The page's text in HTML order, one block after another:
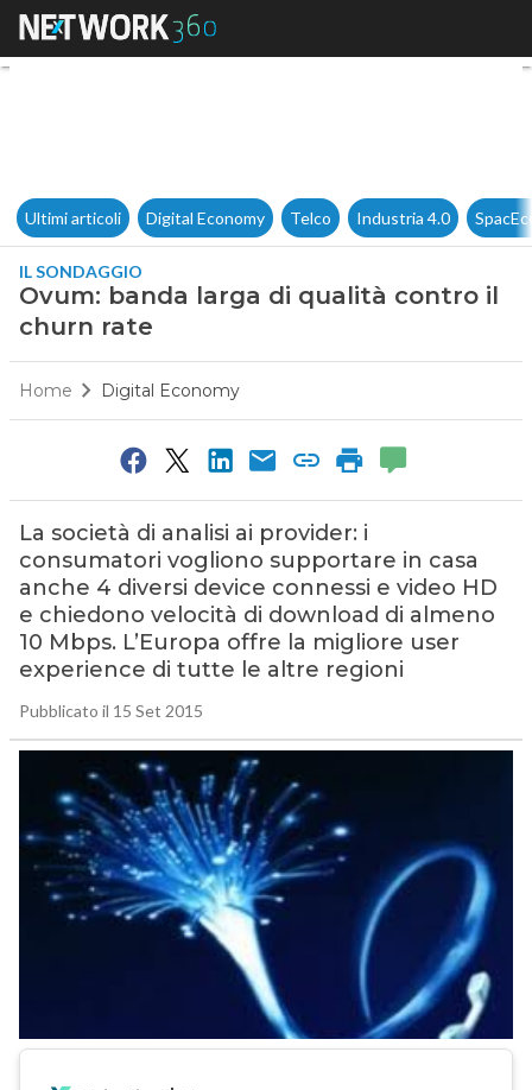
Ovum: banda larga di
Ultimi articoli Digital Economy Telco Industria 4.0
IL SONDAGGIO
Ovum: banda larga di qualità contro il
churn rate
Home Digital Economy
La società di analisi ai provider: i
consumatori vogliono supportare in casa
anche 4 diversi device connessi e video HD
e chiedono velocità di download di almeno
10 Mbps. L’Europa offre la migliore user
experience di tutte le altre regioni
Pubblicato il 15 Set 2015